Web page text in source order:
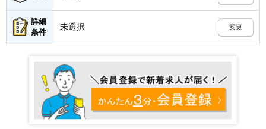
詳細
条件
未選択 変更